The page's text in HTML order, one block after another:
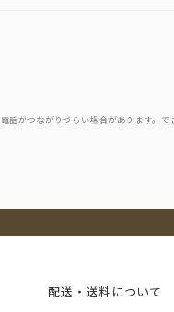
話がつながりづらい場合があります。で
配送・送料について